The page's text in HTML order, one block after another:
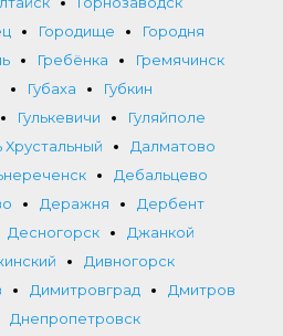
Городище
Городня
Гребёнка
Гремячинск
Губаха
Губкин
Гулькевичи
Гуляйполе
Хрустальный
Далматово
Дебальцево
Деражня
Дербент
Десногорск
Джанкой
Дивногорск
Димитровград
Дмитров
Днепропетровск